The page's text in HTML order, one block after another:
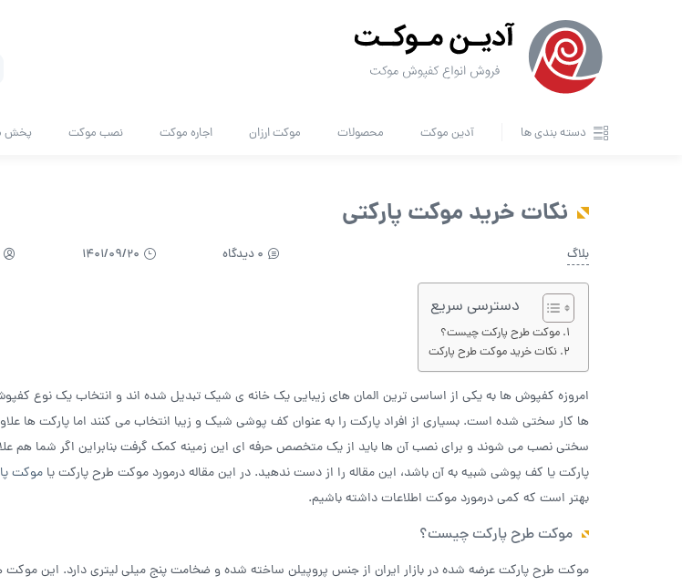
دسته بندی ها آدین موکت محصولات موکت ارزان اجاره موکت نصب موکت پخش
نکات خرید موکت پارکتی
بلاگ 0 دیدگاه 1401/09/20
دسترسی سریع
موکت طرح پارکت چیست؟
نکات خرید موکت طرح پارکت
امروزه کفپوش ها به یکی از اساسی ترین المان های زیبایی یک خانه ی شیک تبدیل شده اند و انتخاب یک نوع
ها کار سختی شده است. بسیاری از افراد پارکت را به عنوان کف پوشی شیک و زیبا انتخاب می کنند اما پارکت ها علاوه
سختی نصب می شوند و برای نصب آن ها باید از یک متخصص حرفه ای این زمینه کمک گرفت بنابراین اگر شما هم
پارکت یا کف پوشی شبیه به آن باشد، این مقاله را از دست ندهید. در این مقاله درمورد موکت طرح پارکت یا موکت
بهتر است که کمی درمورد موکت اطلاعات داشته باشیم.
موکت طرح پارکت چیست؟
موکت طرح پارکت عرضه شده در بازار ایران از جنس پروپیلن ساخته شده و ضخامت پنج میلی لیتری دارد. این